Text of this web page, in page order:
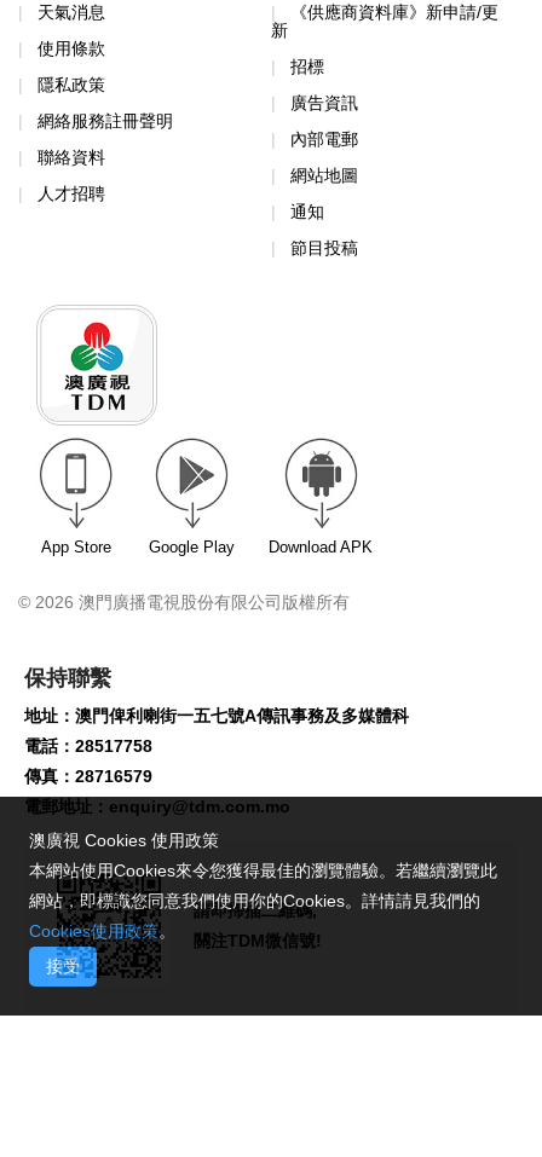
天氣消息
使用條款
隱私政策
網絡服務註冊聲明
聯絡資料
人才招聘
《供應商資料庫》新申請/更
新
招標
廣告資訊
內部電郵
網站地圖
通知
節目投稿
App Store Google Play Download APK
© 2026 澳門廣播電視股份有限公司版權所有
保持聯繫
地址：澳門俾利喇街一五七號A傳訊事務及多媒體科
電話：28517758
傳真：28716579
電郵地址： enquiry@tdm.com.mo
請即掃描二維碼,
關注TDM微信號!
澳廣視 Cookies 使用政策
本網站使用Cookies來令您獲得最佳的瀏覽體驗。若繼續瀏覽此
網站，即標識您同意我們使用你的Cookies。詳情請見我們的
Cookies使用政策。
接受